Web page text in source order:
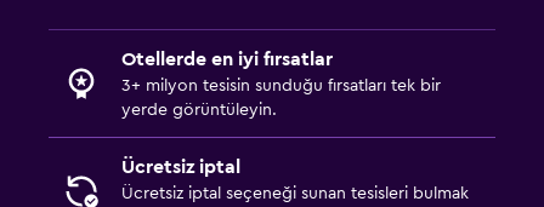
Otellerde en iyi fırsatlar
3+ milyon tesisin sunduğu fırsatları tek bir
yerde görüntüleyin.
Ücretsiz iptal
Ücretsiz iptal seçeneği sunan tesisleri bulmak